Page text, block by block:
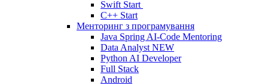
Swift Start
C++ Start
Менторинг з програмування
Java Spring AI-Code Mentoring
Data Analyst NEW
Python AI Developer
Full Stack
Android